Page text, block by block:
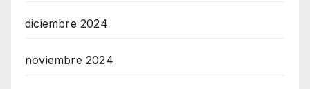
diciembre 2024
noviembre 2024